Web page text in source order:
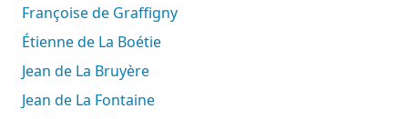
Françoise de Graffigny
Étienne de La Boétie
Jean de La Bruyère
Jean de La Fontaine